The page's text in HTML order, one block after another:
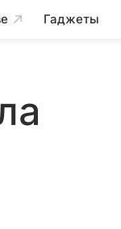
Гаджеты